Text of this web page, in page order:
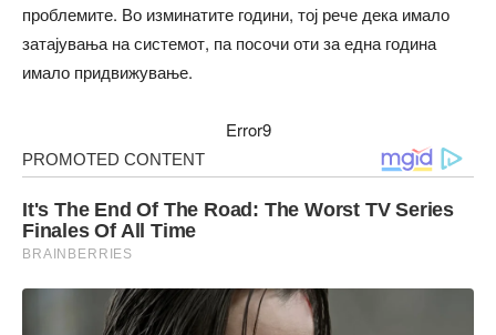
проблемите. Во изминатите години, тој рече дека имало
затајувања на системот, па посочи оти за една година
имало придвижување.
Error9